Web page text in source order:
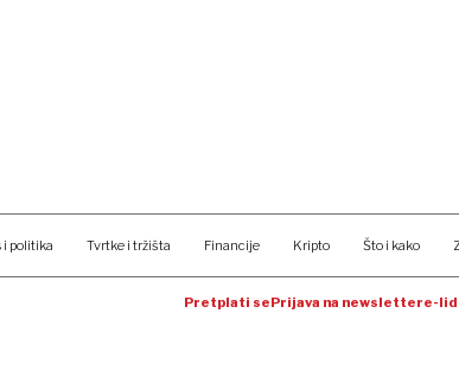
i politika Tvrtke i tržišta Financije Kripto Što i kako
Pretplati sePrijava na newslettere-